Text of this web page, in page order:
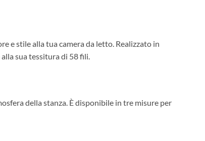
e stile alla tua camera da letto. Realizzato in
sua tessitura di 58 fili.
della stanza. È disponibile in tre misure per